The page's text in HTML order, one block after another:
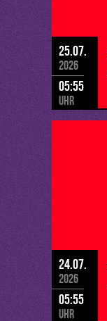
25.07.
2026
05:55
Uhr
24.07.
2026
05:55
Uhr